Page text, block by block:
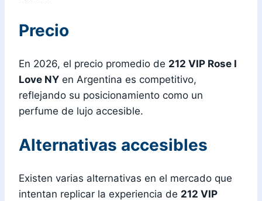
Precio
En 2026, el precio promedio de 212 VIP Rose I
Love NY en Argentina es competitivo,
reflejando su posicionamiento como un
perfume de lujo accesible.
Alternativas accesibles
Existen varias alternativas en el mercado que
intentan replicar la experiencia de 212 VIP